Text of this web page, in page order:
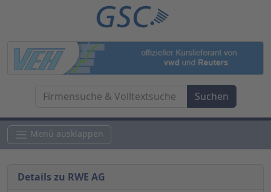
Menü ausklappen
Details zu RWE AG